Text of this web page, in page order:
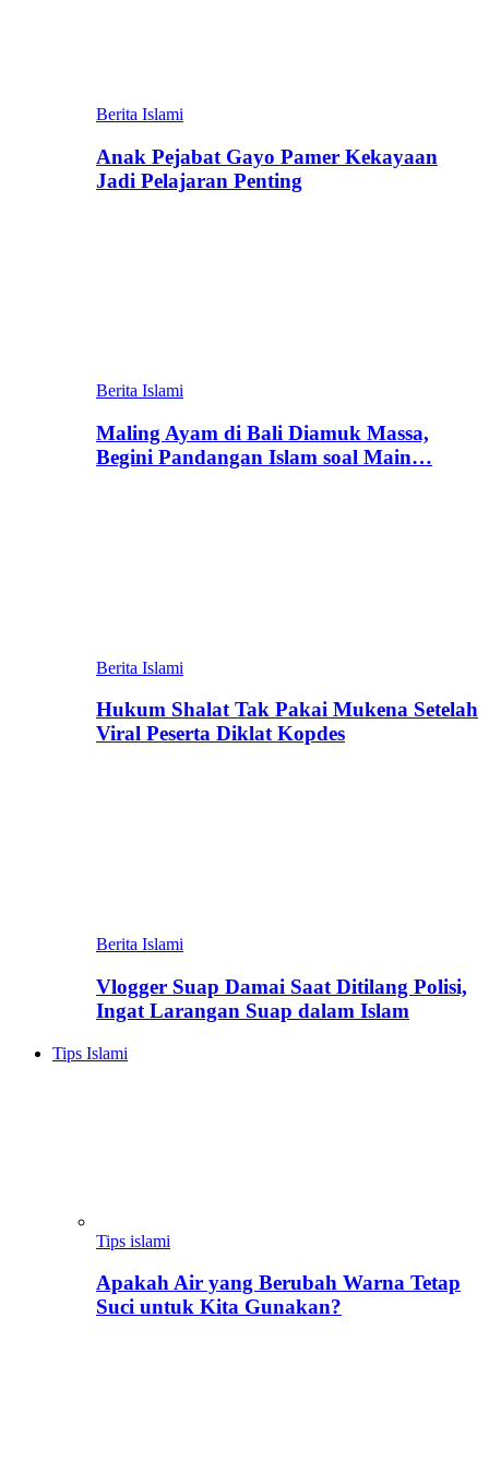
Berita Islami
Anak Pejabat Gayo Pamer Kekayaan
Jadi Pelajaran Penting
Berita Islami
Maling Ayam di Bali Diamuk Massa,
Begini Pandangan Islam soal Main…
Berita Islami
Hukum Shalat Tak Pakai Mukena Setelah
Viral Peserta Diklat Kopdes
Berita Islami
Vlogger Suap Damai Saat Ditilang Polisi,
Ingat Larangan Suap dalam Islam
Tips Islami
Tips islami
Apakah Air yang Berubah Warna Tetap
Suci untuk Kita Gunakan?